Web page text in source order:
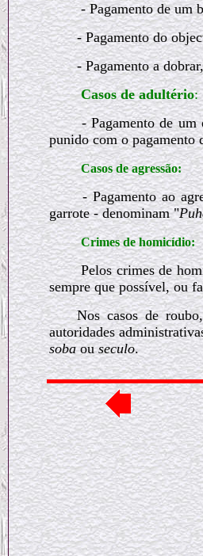
- Pagamento de um
- Pagamento do
- Pagamento a
Casos de adultério:
- Pagamento de um
punido com o pagamento
Casos de agressão:
- Pagamento ao
garrote - denominam "
Crimes de homicídio:
Pelos crimes de
sempre que possível, ou
Nos casos de
autoridades
sobaouseculo.